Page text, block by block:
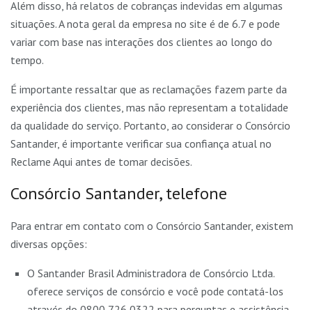
Além disso, há relatos de cobranças indevidas em algumas
situações. A nota geral da empresa no site é de 6.7 e pode
variar com base nas interações dos clientes ao longo do
tempo.
É importante ressaltar que as reclamações fazem parte da
experiência dos clientes, mas não representam a totalidade
da qualidade do serviço. Portanto, ao considerar o Consórcio
Santander, é importante verificar sua confiança atual no
Reclame Aqui antes de tomar decisões.
Consórcio Santander, telefone
Para entrar em contato com o Consórcio Santander, existem
diversas opções:
O Santander Brasil Administradora de Consórcio Ltda.
oferece serviços de consórcio e você pode contatá-los